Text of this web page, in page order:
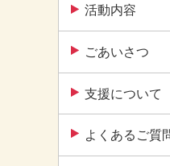
活動内容
ごあいさつ
支援について
よくあるご質